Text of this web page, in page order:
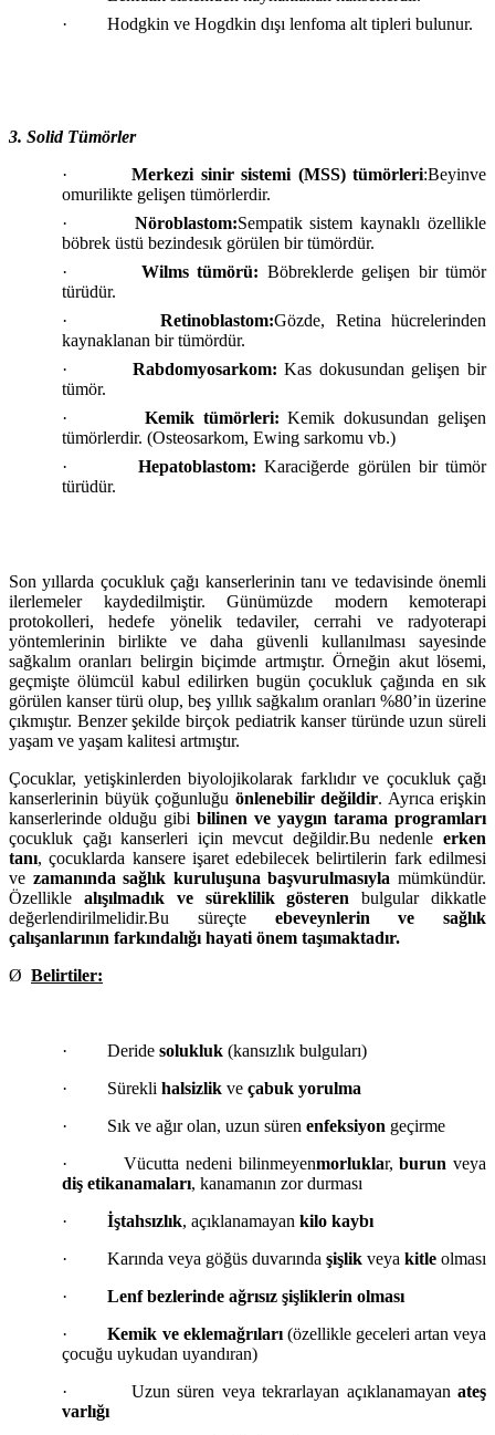
· Hodgkin ve Hogdkin dışı lenfoma alt tipleri bulunur.
3. Solid Tümörler
·Merkezi sinir sistemi (MSS) tümörleri:Beyinve
omurilikte gelişen tümörlerdir.
· Nöroblastom:Sempatik sistem kaynaklı özellikle
böbrek üstü bezindesık görülen bir tümördür.
· Wilms tümörü: Böbreklerde gelişen bir tümör
türüdür.
·Retinoblastom:Gözde, Retina hücrelerinden
kaynaklanan bir tümördür.
· Rabdomyosarkom:Kas dokusundan gelişen bir
tümör.
· Kemik tümörleri: Kemik dokusundan gelişen
tümörlerdir. (Osteosarkom, Ewing sarkomu vb.)
·Hepatoblastom: Karaciğerde görülen bir tümör
türüdür.
Son yıllarda çocukluk çağı kanserlerinin tanı ve tedavisinde önemli
ilerlemeler kaydedilmiştir. Günümüzde modern kemoterapi
protokolleri, hedefe yönelik tedaviler, cerrahi ve radyoterapi
yöntemlerinin birlikte ve daha güvenli kullanılması sayesinde
sağkalım oranları belirgin biçimde artmıştır. Örneğin akut lösemi,
geçmişte ölümcül kabul edilirken bugün çocukluk çağında en sık
görülen kanser türü olup, beş yıllık sağkalım oranları %80’in üzerine
çıkmıştır. Benzer şekilde birçok pediatrik kanser türünde uzun süreli
yaşam ve yaşam kalitesi artmıştır.
Çocuklar, yetişkinlerden biyolojikolarak farklıdır ve çocukluk çağı
kanserlerinin büyük çoğunluğu önlenebilir değildir. Ayrıca erişkin
kanserlerinde olduğu gibi bilinen ve yaygın tarama programları
çocukluk çağı kanserleri için mevcut değildir.Bu nedenle erken
tanı, çocuklarda kansere işaret edebilecek belirtilerin fark edilmesi
ve zamanında sağlık kuruluşuna başvurulmasıyla mümkündür.
Özellikle alışılmadık ve süreklilik gösteren bulgular dikkatle
değerlendirilmelidir.Bu süreçte ebeveynlerin ve sağlık
çalışanlarının farkındalığı hayati önem taşımaktadır.
Ø Belirtiler:
· Deride solukluk(kansızlık bulguları)
· Sürekli halsizlikve çabuk yorulma
· Sık ve ağır olan, uzun süren enfeksiyon geçirme
· Vücutta nedeni bilinmeyenmorluklar,burun veya
diş etikanamaları, kanamanın zor durması
· İştahsızlık, açıklanamayan kilo kaybı
· Karında veya göğüs duvarında şişlikveya kitleolması
· Lenf bezlerinde ağrısız şişliklerin olması
·Kemik ve eklemağrıları(özellikle geceleri artan veya
çocuğu uykudan uyandıran)
· Uzun süren veya tekrarlayan açıklanamayan ateş
varlığı